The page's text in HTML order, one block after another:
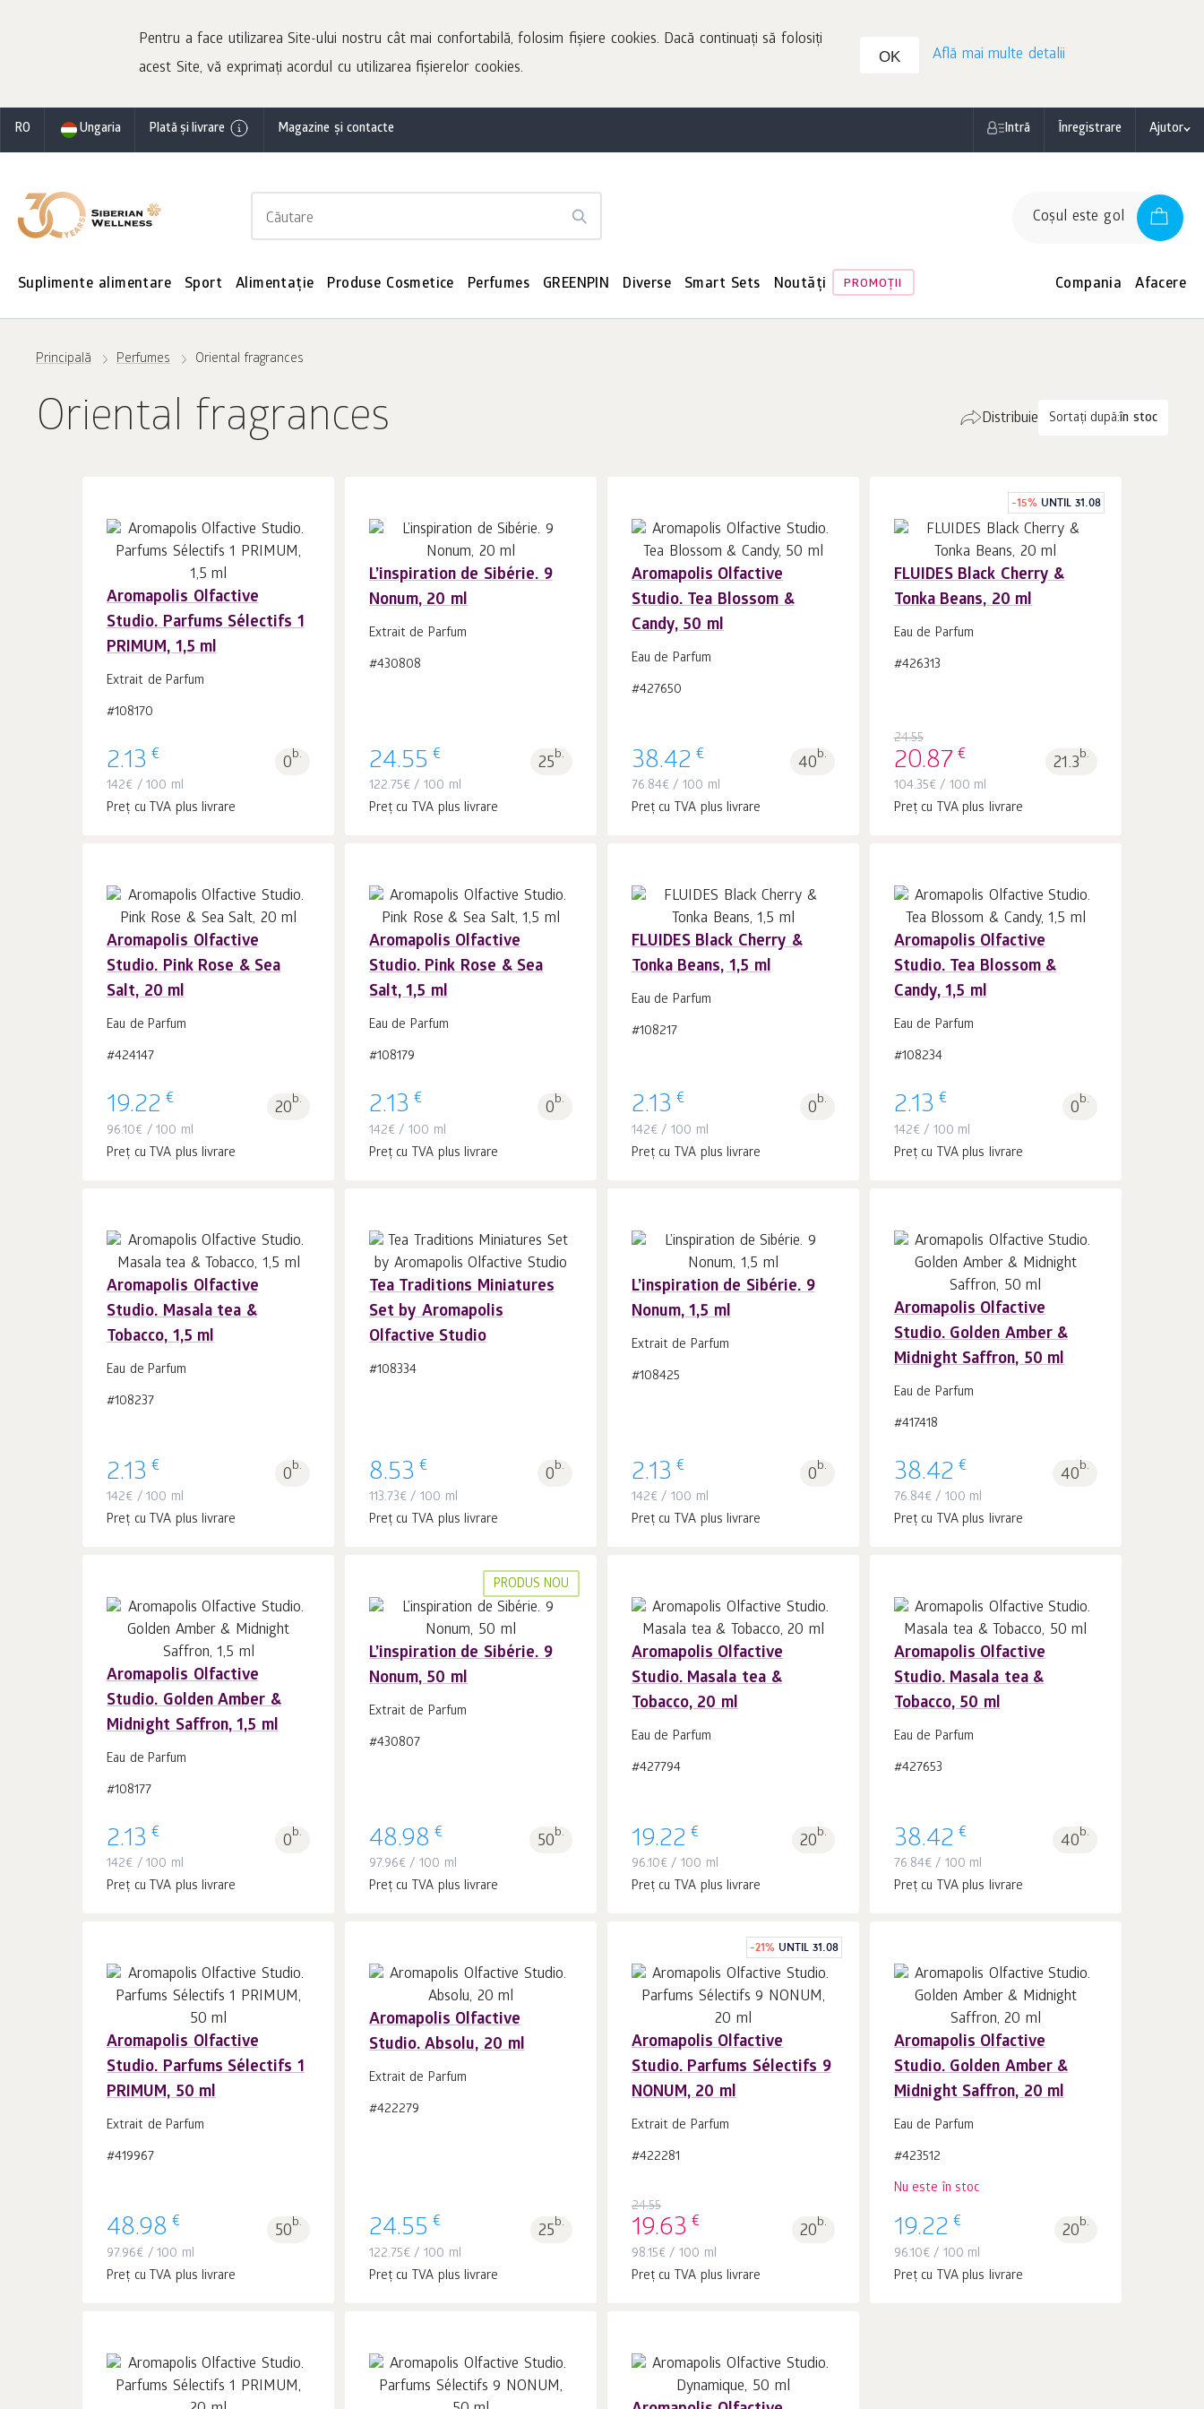
Pentru a face utilizarea Site-ului nostru cât mai confortabilă, folosim fișiere cookies. Dacă continuați să folosiți
acest Site, vă exprimați acordul cu utilizarea fișierelor cookies.
OK Află mai multe detalii
RO Ungaria Plată și livrare Magazine și contacte Intră Înregistrare Ajutor
Coşul este gol
Suplimente alimentare Sport Alimentație Produse Cosmetice Perfumes GREENPIN Diverse Smart Sets Noutăți PROMOŢII Compania Afacere
Principală Perfumes Oriental fragrances
Oriental fragrances Sortați după:în stoc
Distribuie
Aromapolis Olfactive
Studio. Parfums Sélectifs 1
PRIMUM, 1,5 ml
Extrait de Parfum
#108170
2.13 € 0b.
142€ / 100 ml
Preț cu TVA plus livrare
În coș 1buc.
L’inspiration de Sibérie. 9
Nonum, 20 ml
Extrait de Parfum
#430808
24.55 € 25b.
122.75€/ 100 ml
Preț cu TVA plus livrare
Aromapolis Olfactive
Studio. Tea Blossom &
Candy, 50 ml
Eau de Parfum
#427650
38.42 € 40b.
76.84€/ 100 ml
Preț cu TVA plus livrare
În coș 1
-15% UNTIL 31.08
FLUIDES Black Cherry &
Tonka Beans, 20 ml
Eau de Parfum
#426313
24.55
20.87 € 21.3b.
104.35€/ 100 ml
Preț cu TVA plus livrare
Aromapolis Olfactive
Studio. Pink Rose & Sea
Salt, 20 ml
Eau de Parfum
#424147
19.22 € 20b.
96.10€ / 100 ml
Preț cu TVA plus livrare
În coș 1
Aromapolis Olfactive
Studio. Pink Rose & Sea
Salt, 1,5 ml
Eau de Parfum
#108179
2.13 € 0b.
142€/ 100 ml
Preț cu TVA plus livrare
În coș 1
FLUIDES Black Cherry &
Tonka Beans, 1,5 ml
Eau de Parfum
#108217
2.13 € 0b.
142€/ 100 ml
Preț cu TVA plus livrare
Aromapolis Olfactive
Studio. Tea Blossom &
Candy, 1,5 ml
Eau de Parfum
#108234
2.13 € 0b.
142€/ 100 ml
Preț cu TVA plus livrare
În coș 1
Aromapolis Olfactive
Studio. Masala tea &
Tobacco, 1,5 ml
Eau de Parfum
#108237
2.13 € 0b.
142€ / 100 ml
Preț cu TVA plus livrare
În coș 1
Tea Traditions Miniatures
Set by Aromapolis
Olfactive Studio
#108334
8.53 € 0b.
113.73€/ 100 ml
Preț cu TVA plus livrare
În coș 1buc.
L’inspiration de Sibérie. 9
Nonum, 1,5 ml
Extrait de Parfum
#108425
2.13 € 0b.
142€/ 100 ml
Preț cu TVA plus livrare
Aromapolis Olfactive
Studio. Golden Amber &
Midnight Saffron, 50 ml
Eau de Parfum
#417418
38.42 € 40b.
76.84€/ 100 ml
Preț cu TVA plus livrare
În coș 1buc.
Aromapolis Olfactive
Studio. Golden Amber &
Midnight Saffron, 1,5 ml
Eau de Parfum
#108177
2.13 € 0b.
142€ / 100 ml
Preț cu TVA plus livrare
În coș 1buc.
PRODUS NOU
L’inspiration de Sibérie. 9
Nonum, 50 ml
Extrait de Parfum
#430807
48.98 € 50b.
97.96€/ 100 ml
Preț cu TVA plus livrare
Aromapolis Olfactive
Studio. Masala tea &
Tobacco, 20 ml
Eau de Parfum
#427794
19.22 € 20b.
96.10€/ 100 ml
Preț cu TVA plus livrare
În coș 1
Aromapolis Olfactive
Studio. Masala tea &
Tobacco, 50 ml
Eau de Parfum
#427653
38.42 € 40b.
76.84€/ 100 ml
Preț cu TVA plus livrare
În coș 1
Aromapolis Olfactive
Studio. Parfums Sélectifs 1
PRIMUM, 50 ml
Extrait de Parfum
#419967
48.98 € 50b.
97.96€ / 100 ml
Preț cu TVA plus livrare
În coș 1buc.
Aromapolis Olfactive
Studio. Absolu, 20 ml
Extrait de Parfum
#422279
24.55 € 25b.
122.75€/ 100 ml
Preț cu TVA plus livrare
-21% UNTIL 31.08
Aromapolis Olfactive
Studio. Parfums Sélectifs 9
NONUM, 20 ml
Extrait de Parfum
#422281
24.55
19.63 € 20b.
98.15€/ 100 ml
Preț cu TVA plus livrare
În coș 1buc.
Aromapolis Olfactive
Studio. Golden Amber &
Midnight Saffron, 20 ml
Eau de Parfum
#423512
Nu este în stoc
19.22 € 20b.
96.10€/ 100 ml
Preț cu TVA plus livrare